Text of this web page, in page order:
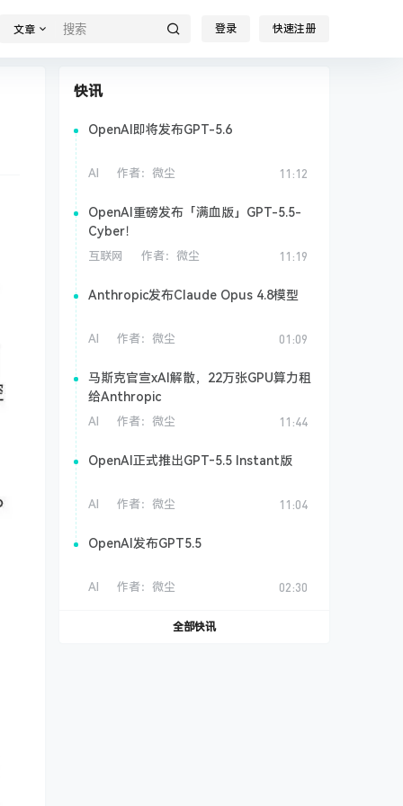
文章 登录 快速注册
快讯
OpenAI即将发布GPT-5.6
AI 作者： 微尘 11:12
OpenAI重磅发布「满血版」GPT-5.5-
Cyber！
互联网 作者： 微尘 11:19
Anthropic发布Claude Opus 4.8模型
AI 作者： 微尘 01:09
马斯克官宣xAI解散，22万张GPU算力租
给Anthropic
AI 作者： 微尘 11:44
OpenAI正式推出GPT‑5.5 Instant版
AI 作者： 微尘 11:04
OpenAI发布GPT5.5
AI 作者： 微尘 02:30
全部快讯